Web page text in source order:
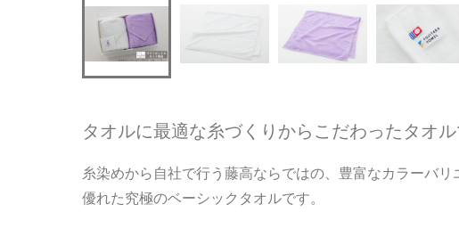
タオルに最適な糸づくりからこだわったタオ
糸染めから自社で行う藤高ならではの、豊富なカラーバ
優れた究極のベーシックタオルです。